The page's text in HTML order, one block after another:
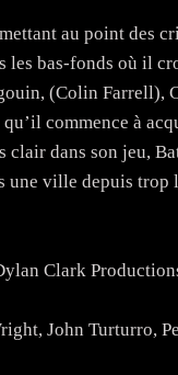
au point des
les bas-fonds où il
(Colin Farrell),
commence à
dans son jeu,
ville depuis trop
Clark
John Turturro,